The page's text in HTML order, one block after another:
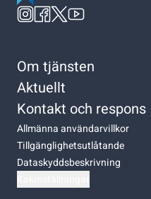
Om tjänsten
Aktuellt
Kontakt och respons
Allmänna användarvillkor
Tillgänglighetsutlåtande
Dataskyddsbeskrivning